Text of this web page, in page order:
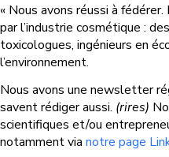
« Nous avons réussi à
par l’industrie cosmétique :
toxicologues, ingénieurs en
l’environnement.
Nous avons une newsletter
savent rédiger aussi. (rires)
scientifiques et/ou
notamment via notre page